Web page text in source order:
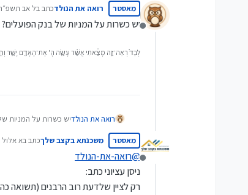
מנותק
מאסטר רואה את הנולדכתב בל אב תשפ״ה,
נערך
יש כשרות על המניות של בנק הפועלים?
לְבַד֙ רְאֵה־זֶ֣ה מָצָ֔אתִי אֲשֶׁ֨ר עָשָׂ֧ה הָ' אֶת־הָאָדָ֖ם יָשָׁ֑ר
רואה את הנולדיש כשרות על המניות
מנותק
מאסטר משכנתא בקצב שלךכתב בא אלול
נערך
@רואה-את-הנולד
ניסן עציוני כתב:
רק לציין שלדעת רוב הרבנים (תשואה